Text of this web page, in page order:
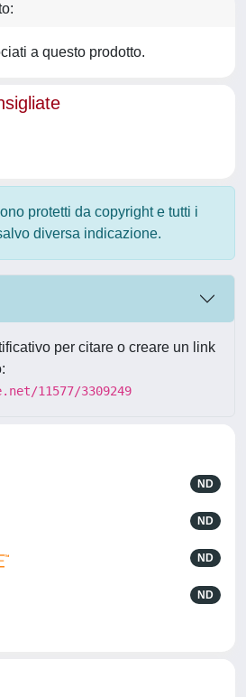
a questo prodotto.
protetti da copyright e tutti i
diversa indicazione.
per citare o creare un link
11577/3309249
ND
ND
ND
ND